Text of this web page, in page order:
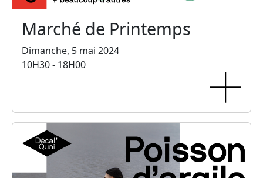
Marché de Printemps
Dimanche, 5 mai 2024
10H30 - 18H00